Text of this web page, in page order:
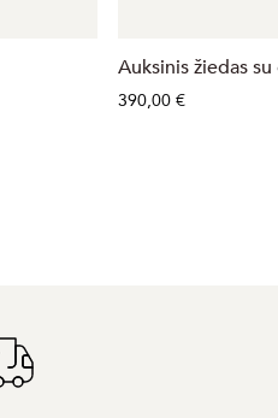
Auksinis žiedas
390,00 €